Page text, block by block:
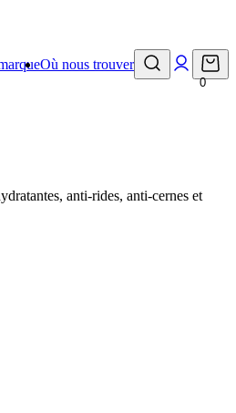
Où nous trouver
0
anti-rides, anti-cernes et